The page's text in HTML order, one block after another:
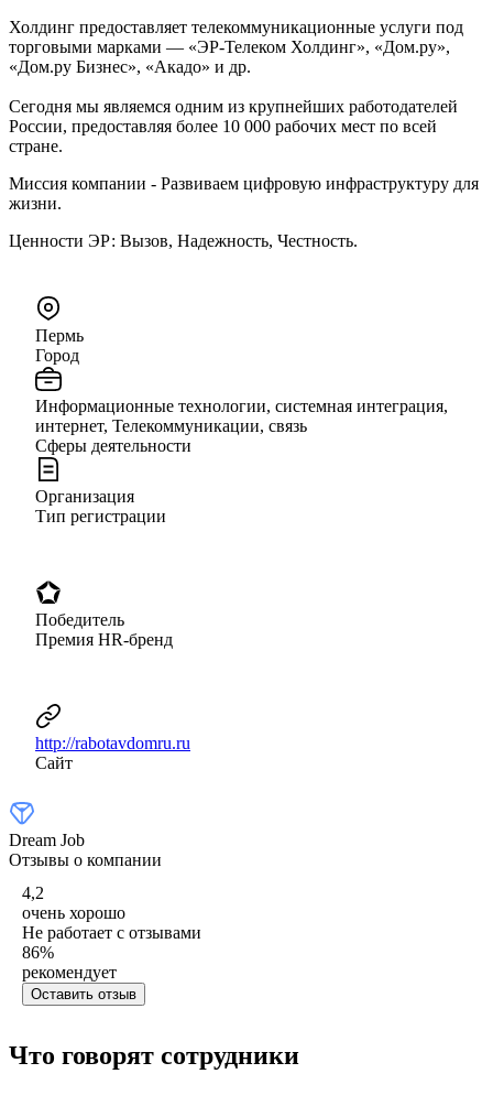
Холдинг предоставляет телекоммуникационные услуги под
торговыми марками — «ЭР-Телеком Холдинг», «Дом.ру»,
«Дом.ру Бизнес», «Акадо» и др.
Сегодня мы являемся одним из крупнейших работодателей
России, предоставляя более 10 000 рабочих мест по всей
стране.
Миссия компании - Развиваем цифровую инфраструктуру для
жизни.
Ценности ЭР: Вызов, Надежность, Честность.
Пермь
Город
Информационные технологии, системная интеграция,
интернет, Телекоммуникации, связь
Сферы деятельности
Организация
Тип регистрации
Победитель
Премия HR-бренд
http://rabotavdomru.ru
Сайт
Dream Job
Отзывы о компании
4,2
очень хорошо
Не работает с отзывами
86%
рекомендует
Оставить отзыв
Что говорят сотрудники